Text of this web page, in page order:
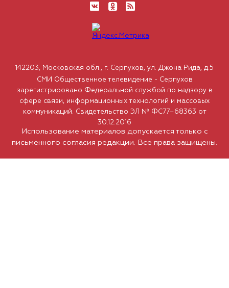
Использование материалов допускается только с
письменного согласия редакции. Все права защищены.
142203, Московская обл., г. Серпухов, ул. Джона Рида, д.5
СМИ Общественное телевидение - Серпухов
зарегистрировано Федеральной службой по надзору в
сфере связи, информационных технологий и массовых
коммуникаций. Свидетельство ЭЛ № ФС77–68363 от
30.12.2016